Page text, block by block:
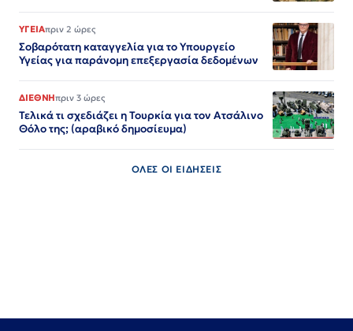
ΥΓΕΙΑπριν 2 ώρες
Σοβαρότατη καταγγελία για το Υπουργείο
Υγείας για παράνομη επεξεργασία δεδομένων
ΔΙΕΘΝΗπριν 3 ώρες
Τελικά τι σχεδιάζει η Τουρκία για τον Ατσάλινο
Θόλο της; (αραβικό δημοσίευμα)
ΟΛΕΣ ΟΙ ΕΙΔΗΣΕΙΣ